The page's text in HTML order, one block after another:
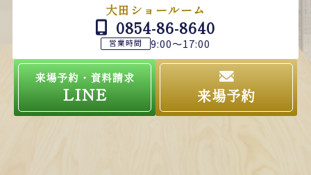
大田ショールーム
0854-86-8640
営業時間 9:00～17:00
来場予約・資料請求
LINE 来場予約